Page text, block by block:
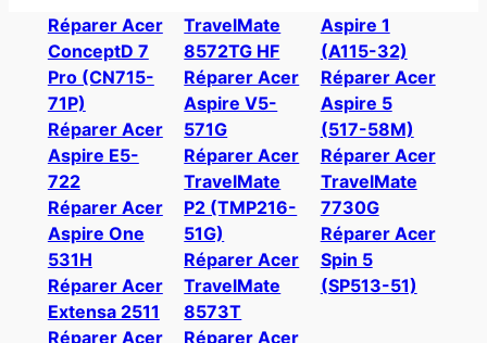
Réparer Acer
ConceptD 7
Pro (CN715-
71P)
Réparer Acer
Aspire E5-
722
Réparer Acer
Aspire One
531H
Réparer Acer
Extensa 2511
Réparer Acer
TravelMate
8572TG HF
Réparer Acer
Aspire V5-
571G
Réparer Acer
TravelMate
P2 (TMP216-
51G)
Réparer Acer
TravelMate
8573T
Réparer Acer
Aspire 1
(A115-32)
Réparer Acer
Aspire 5
(517-58M)
Réparer Acer
TravelMate
7730G
Réparer Acer
Spin 5
(SP513-51)